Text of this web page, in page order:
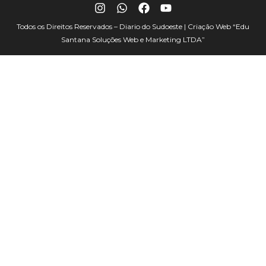
Todos os Direitos Reservados – Diario do Sudoeste | Criação Web “Edu
Santana Soluções Web e Marketing LTDA”